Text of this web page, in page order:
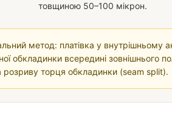
товщиною 50–100 мікрон.
метод: платівка у внутрішньому
обкладинки всередині зовнішнього
розриву торця обкладинки (seam split).